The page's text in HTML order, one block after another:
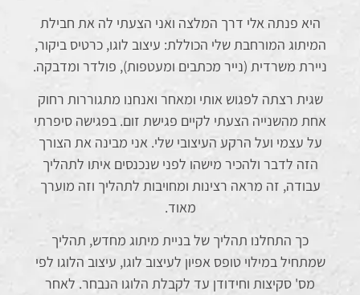
היא פנתה אלי דרך המלצה ואני הצעתי לה את חבילת
המיתוג המורחבת שלי הכוללת: עיצוב לוגו, כרטיס ביקור,
ניירת משרדית (נייר מכתבים ומעטפות), פולדר ומדבקה.
שגית רצתה לפגוש אותי ומאחר ואנחנו מתגוררות רחוק
אחת מהשנייה הצעתי לקיים פגישת זום. בפגישה סיפרתי
על עצמי ועל הרקע העיצובי שלי. אני מבינה את הצורך
הזה לדבר ולהכיר מישהו לפני שנכנסים איתו לתהליך
עבודה, זה מראה רצינות ומחויבות לתהליך וזה מוערך
מאוד.
כך התחלנו תהליך של בניית מיתוג מחדש, תהליך
שמתחיל במילוי טופס אפיון לעיצוב לוגו, עיצוב הלוגו לפי
מס' סקיצות וחידודן עד לקבלת הלוגו הנבחר. לאחר